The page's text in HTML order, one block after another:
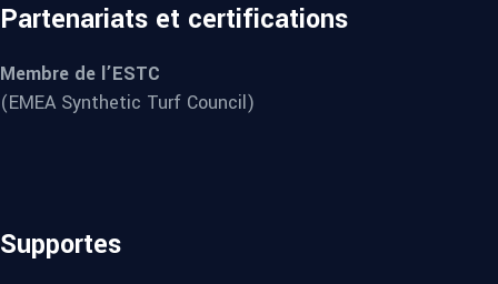
Partenariats et certifications
Membre de l’ESTC
(EMEA Synthetic Turf Council)
Supportes